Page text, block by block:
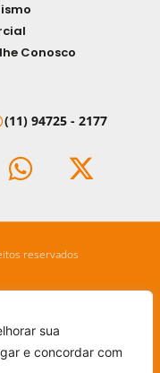
sua
e concordar com
Conosco
(11) 94725 - 2177
reservados